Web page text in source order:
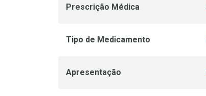
Prescrição Médica
Tipo de Medicamento
Apresentação